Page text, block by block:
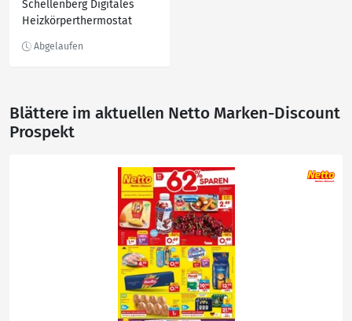
Schellenberg Digitales
Heizkörperthermostat
Blättere im aktuellen Netto Marken-Discount
Prospekt